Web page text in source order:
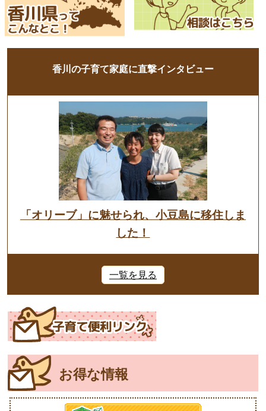
香川の子育て家庭に直撃インタビュー
「オリーブ」に魅せられ、小豆島に移住しま
した！
一覧を見る
お得な情報